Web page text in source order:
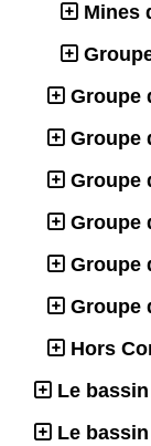
Mines
Groupe
Groupe
Groupe
Groupe
Groupe
Groupe
Hors
Le
Le